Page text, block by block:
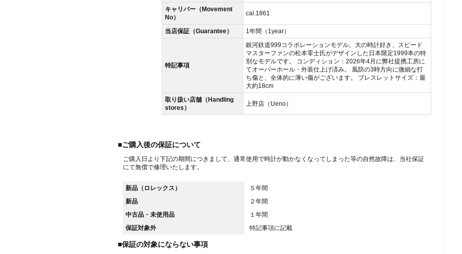
キャリバー（Movement
No）
cal.1861
当店保証（Guarantee） 1年間（1year）
特記事項
銀河鉄道999コラボレーションモデル。大の時計好き、スピード
マスターファンの松本零士氏がデザインした日本限定1999本の特
別なモデルです。 コンディション：2026年4月に弊社提携工房に
てオーバーホール・外装仕上げ済み。 風防の3時方向に微細な打
ち傷と、全体的に薄い傷がございます。 ブレスレットサイズ：最
大約18cm
取り扱い店舗（Handling
stores）
上野店（Ueno）
■ご購入後の保証について
ご購入日より下記の期間につきまして、通常使用で時計が動かなくなってしまった等の自然故障は、当社保証
にて無償で修理いたします。
新品（ロレックス）
５年間
新品
２年間
中古品・未使用品
１年間
保証対象外
特記事項に記載
■保証の対象にならない事項